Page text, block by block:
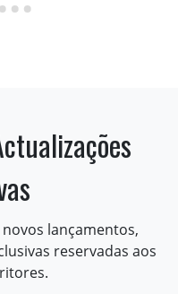
lançamentos,
reservadas aos